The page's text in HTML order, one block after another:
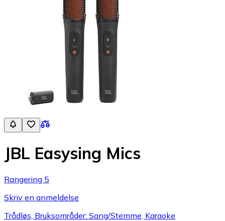
JBL Easysing Mics
Rangering 5
Skriv en anmeldelse
Trådløs, Bruksområder: Sang/Stemme, Karaoke